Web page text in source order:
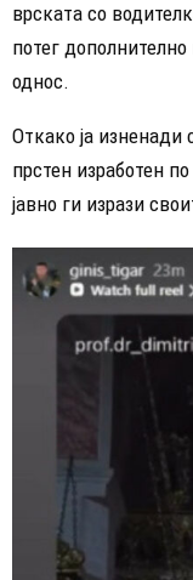
врската со
потег
однос.
Откако ја изненади
прстен изработен
јавно ги изрази